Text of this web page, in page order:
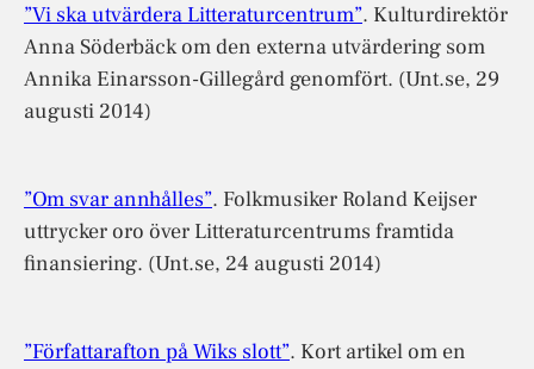
”Vi ska utvärdera Litteraturcentrum”. Kulturdirektör
Anna Söderbäck om den externa utvärdering som
Annika Einarsson-Gillegård genomfört. (Unt.se, 29
augusti 2014)
”Om svar annhålles”. Folkmusiker Roland Keijser
uttrycker oro över Litteraturcentrums framtida
finansiering. (Unt.se, 24 augusti 2014)
”Författarafton på Wiks slott”. Kort artikel om en